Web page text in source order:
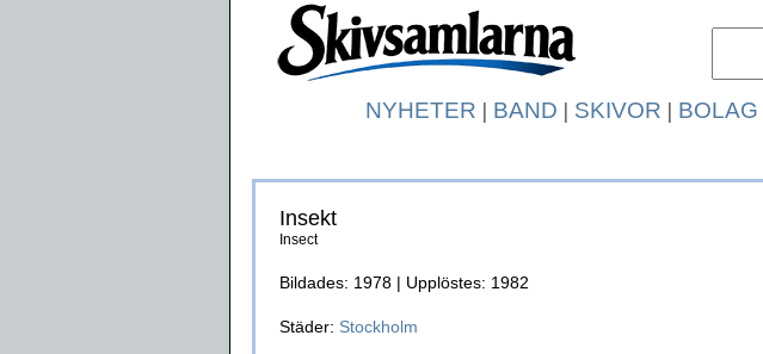
NYHETER | BAND | SKIVOR | BOLAG
Insekt
Insect
Bildades: 1978 | Upplöstes: 1982
Städer: Stockholm